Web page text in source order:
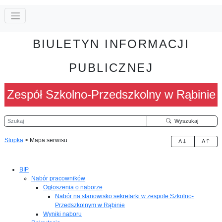
BIULETYN INFORMACJI
PUBLICZNEJ
Zespół Szkolno-Przedszkolny w Rąbinie
Szukaj Wyszukaj
Stopka > Mapa serwisu A A
BIP
Nabór pracowników
Ogłoszenia o naborze
Nabór na stanowisko sekretarki w zespole Szkolno-
Przedszkolnym w Rąbinie
Wyniki naboru